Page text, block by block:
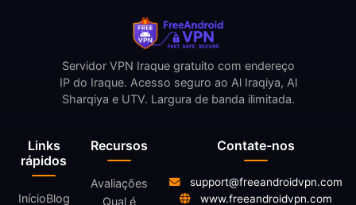
Links
rápidos
InícioBlog
Recursos
Avaliações
Qual é
Servidor VPN Iraque gratuito com endereço
IP do Iraque. Acesso seguro ao Al Iraqiya, Al
Sharqiya e UTV. Largura de banda ilimitada.
Contate-nos
support@freeandroidvpn.com
www.freeandroidvpn.com